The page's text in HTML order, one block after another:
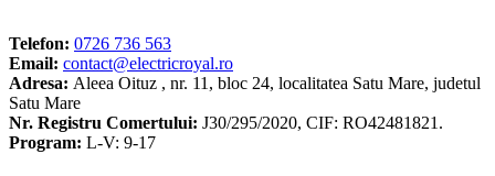
Telefon: 0726 736 563
Email: contact@electricroyal.ro
Adresa: Aleea Oituz , nr. 11, bloc 24, localitatea Satu Mare, judetul
Satu Mare
Nr. Registru Comertului: J30/295/2020, CIF: RO42481821.
Program: L-V: 9-17